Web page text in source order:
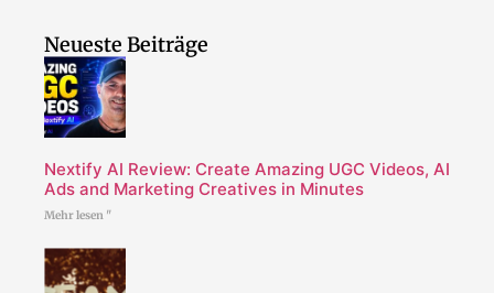
Neueste Beiträge
Nextify AI Review: Create Amazing UGC Videos, AI
Ads and Marketing Creatives in Minutes
Mehr lesen "